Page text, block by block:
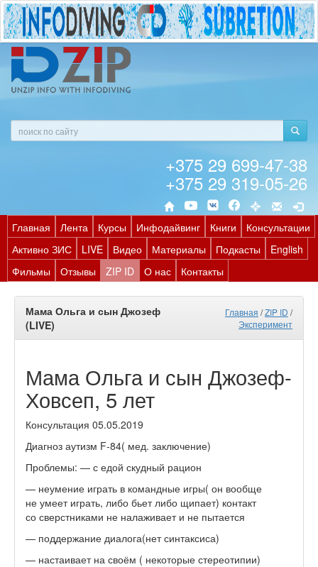
+375 29 699-47-38
+375 29 319-05-26
Главная Лента Курсы Инфодайвинг Книги
Консультации
Активно ЗИС
LIVE Видео Материалы Подкасты
English
Фильмы
Отзывы ZIP ID О нас Контакты
Мама Ольга и сын Джозеф
(LIVE)
Главная /ZIP ID /
Эксперимент
Мама Ольга и сын Джозеф-
Ховсеп, 5 лет
Консультация 05.05.2019
Диагноз аутизм F-84( мед. заключение)
Проблемы: — с едой скудный рацион
— неумение играть в командные игры( он вообще
не умеет играть, либо бьет либо щипает) контакт
со сверстниками не налаживает и не пытается
— поддержание диалога(нет синтаксиса)
— настаивает на своём ( некоторые стереотипии)